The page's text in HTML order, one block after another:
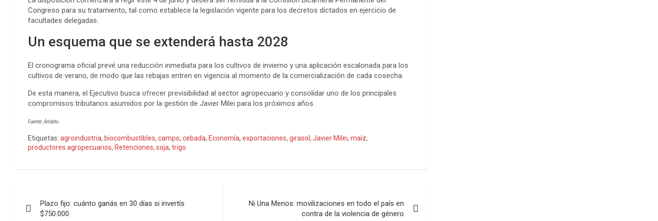
Congreso para su tratamiento, tal como establece la legislación vigente para los decretos dictados en ejercicio de
facultades delegadas.
Un esquema que se extenderá hasta 2028
El cronograma oficial prevé una reducción inmediata para los cultivos de invierno y una aplicación escalonada para los
cultivos de verano, de modo que las rebajas entren en vigencia al momento de la comercialización de cada cosecha.
De esta manera, el Ejecutivo busca ofrecer previsibilidad al sector agropecuario y consolidar uno de los principales
compromisos tributarios asumidos por la gestión de Javier Milei para los próximos años.
Fuente: Ámbito.
Etiquetas: agroindustria, biocombustibles, campo, cebada, Economía, exportaciones, girasol , Javier Milei, maíz,
productores agropecuarios, Retenciones, soja, trigo
Plazo fijo: cuánto ganás en 30 días si invertís
$750.000
Ni Una Menos: movilizaciones en todo el país en
contra de la violencia de género